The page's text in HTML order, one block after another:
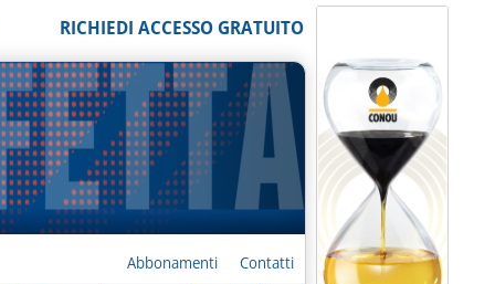
RICHIEDI ACCESSO GRATUITO
Abbonamenti Contatti